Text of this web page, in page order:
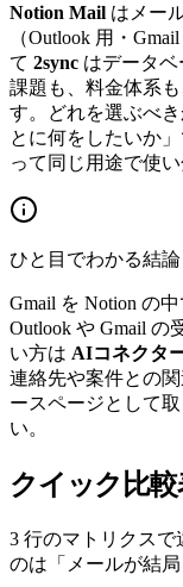
Notion Mail はメー
（Outlook 用・
て 2sync はデータ
課題も、料金体系
す。どれを選ぶべ
とに何をしたいか
って同じ用途で使
ひと目でわかる結論
Gmail を Notion の
Outlook や Gmail の
い方は AIコネクタ
連絡先や案件との
ースページとして
い。
クイック比較
3 行のマトリクス
のは「メールが結